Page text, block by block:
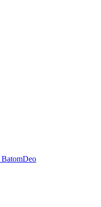
BatomDeo